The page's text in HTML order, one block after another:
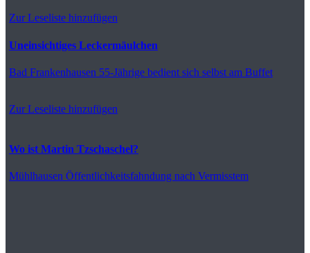
Zur Leseliste hinzufügen
Uneinsichtiges Leckermäulchen
Bad Frankenhausen 55-Jährige bedient sich selbst am Buffet
Zur Leseliste hinzufügen
Wo ist Martin Tzschaschel?
Mühlhausen Öffentlichkeitsfahndung nach Vermisstem